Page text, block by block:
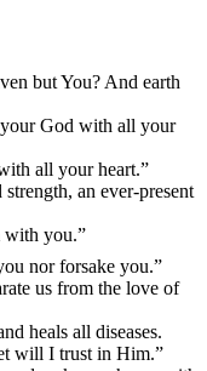
but You? And earth
God with all your
all your heart.”
an ever-present
with you.”
nor forsake you.”
us from the love of
heals all diseases.
will I trust in Him.”